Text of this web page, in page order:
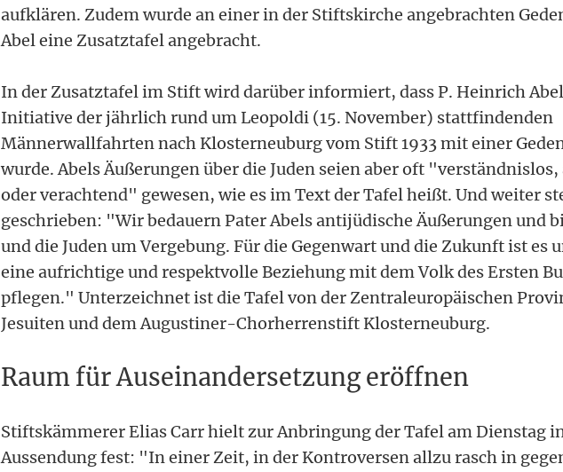
aufklären. Zudem wurde an einer in der Stiftskirche angebrachten
Abel eine Zusatztafel angebracht.
In der Zusatztafel im Stift wird darüber informiert, dass P. Heinrich
Initiative der jährlich rund um Leopoldi (15. November) stattfindenden
Männerwallfahrten nach Klosterneuburg vom Stift 1933 mit einer
wurde. Abels Äußerungen über die Juden seien aber oft
oder verachtend" gewesen, wie es im Text der Tafel heißt. Und weiter
geschrieben: "Wir bedauern Pater Abels antijüdische Äußerungen und
und die Juden um Vergebung. Für die Gegenwart und die Zukunft ist es
eine aufrichtige und respektvolle Beziehung mit dem Volk des Ersten
pflegen." Unterzeichnet ist die Tafel von der Zentraleuropäischen
Jesuiten und dem Augustiner-Chorherrenstift Klosterneuburg.
Raum für Auseinandersetzung eröffnen
Stiftskämmerer Elias Carr hielt zur Anbringung der Tafel am Dienstag
Aussendung fest: "In einer Zeit, in der Kontroversen allzu rasch in